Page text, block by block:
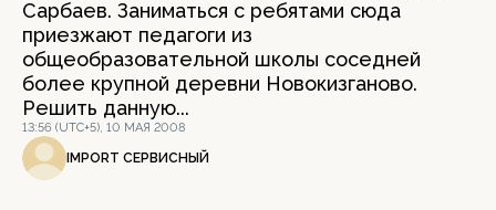
Сарбаев. Заниматься с ребятами сюда
приезжают педагоги из
общеобразовательной школы соседней
более крупной деревни Новокизганово.
Решить данную...
13:56 (UTC+5), 10 МАЯ 2008
IMPORT СЕРВИСНЫЙ